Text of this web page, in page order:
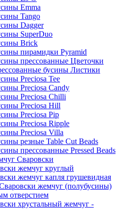
Emma
Tango
Dagger
SuperDuo
Brick
пирамидки Pyramid
прессованные Цветочки
бусины Листики
Preciosa Tee
Preciosa Candy
Preciosa Chilli
Preciosa Hill
Preciosa Pip
Preciosa Ripple
Preciosa Villa
резные Table Cut Beads
прессованные Pressed Beads
Сваровски
жемчуг круглый
жемчуг капля грушевидная
жемчуг (полубусины)
отверстием
хрустальный жемчуг -